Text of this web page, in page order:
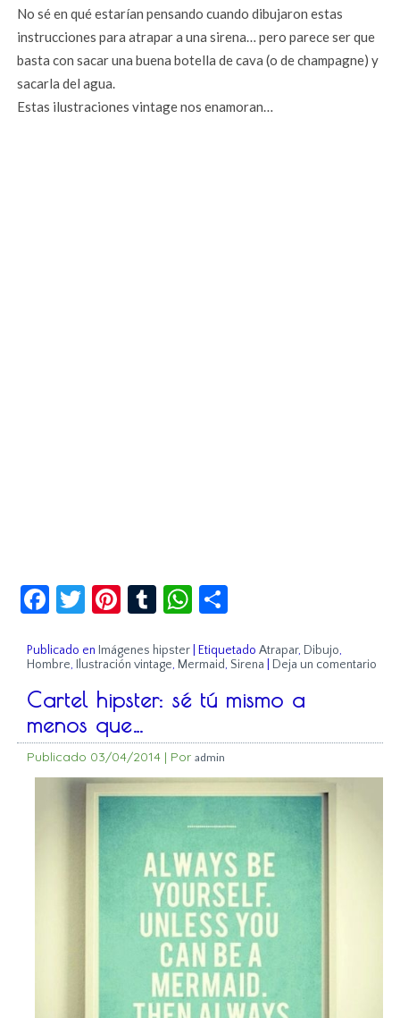
No sé en qué estarían pensando cuando dibujaron estas
instrucciones para atrapar a una sirena… pero parece ser que
basta con sacar una buena botella de cava (o de champagne) y
sacarla del agua.
Estas ilustraciones vintage nos enamoran…
Facebook
Twitter
Pinterest
TumblrWhatsApp
Publicado en Imágenes hipster |Etiquetado Atrapar, Dibujo,
Hombre, Ilustración vintage, Mermaid, Sirena Deja un comentario
Cartel hipster: sé tú mismo a
menos que…
Publicado 03/04/2014 | Por admin